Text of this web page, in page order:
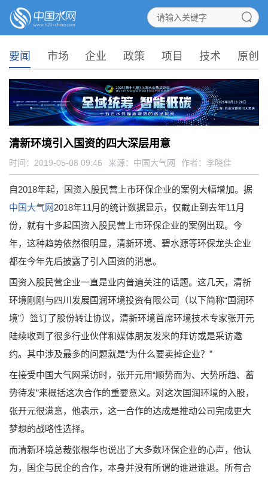
要闻 市场 企业 政策 项目 技术 原创
清新环境引入国资的四大深层用意
时间：2019-05-08 09:46 来源： 中国大气网 作者：李晓佳
自2018年起，国资入股民营上市环保企业的案例大幅增加。据
中国大气网2018年11月的统计数据显示，仅截止到去年11月
份，就有十多起国资入股民营上市环保企业的案例出现。今
年，这种趋势依然很明显，清新环境、碧水源等环保龙头企业
都在今年先后披露了引入国资的消息。
国资入股民营企业一直是业内普遍关注的话题。这几天，清新
环境刚刚与四川发展国润环境投资有限公司（以下简称“国润环
境”）签订了股份转让协议，清新环境首席环境技术专家张开元
陆续收到了很多行业伙伴和媒体朋友发来的拜访或是采访邀
约。其中涉及最多的问题就是“为什么要卖掉企业？”
在接受中国大气网采访时，张开元用“顺势而为、大势所趋、蓄
势待发”来概括这次合作的重要意义。对这次国润环境的入股，
张开元很满意，他表示，这一合作的达成是推动公司完成更大
梦想的战略性选择。
而清新环境总裁张根华也说出了大多数环保企业的心声，他认
为，国企与民企的合作，本身并没有所谓的谁进谁退。所有合